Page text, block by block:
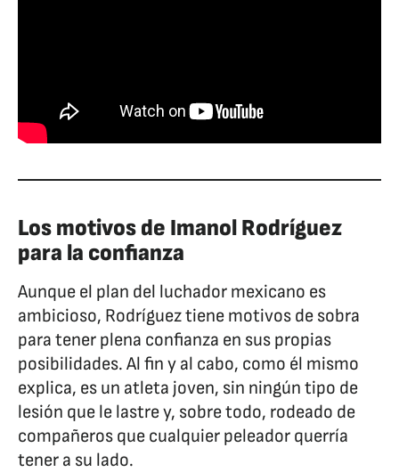
Los motivos de Imanol Rodríguez
para la confianza
Aunque el plan del luchador mexicano es
ambicioso, Rodríguez tiene motivos de sobra
para tener plena confianza en sus propias
posibilidades. Al fin y al cabo, como él mismo
explica, es un atleta joven, sin ningún tipo de
lesión que le lastre y, sobre todo, rodeado de
compañeros que cualquier peleador querría
tener a su lado.